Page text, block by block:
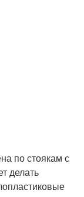
по стоякам с
делать